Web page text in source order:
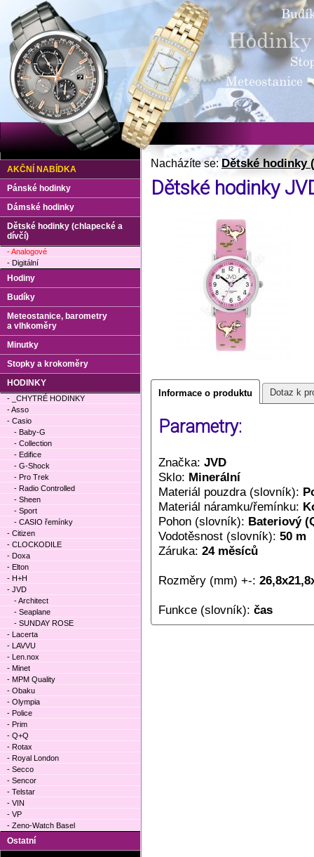
Nacházíte se:Dětské hodinky
Dětské hodinky
Informace o produktu Dotaz k
Parametry:
Značka: JVD
Sklo: Minerální
Materiál pouzdra (slovník):
Materiál náramku/řemínku:
Pohon (slovník): Bateriový
Vodotěsnost (slovník): 50 m
Záruka: 24 měsíců
Rozměry (mm) +-:
Funkce (slovník): čas
AKČNÍ NABÍDKA
Pánské hodinky
Dámské hodinky
Dětské hodinky (chlapecké a
dívčí)
- Analogové
- Digitální
Hodiny
Budíky
Meteostanice, barometry
a vlhkoměry
Minutky
Stopky a krokoměry
HODINKY
- _CHYTRÉ HODINKY
- Asso
- Casio
- Baby-G
- Collection
- Edifice
- G-Shock
- Pro Trek
- Radio Controlled
- Sheen
- Sport
- CASIO řemínky
- Citizen
- CLOCKODILE
- Doxa
- Elton
- H+H
- JVD
- Architect
- Seaplane
- SUNDAY ROSE
- Lacerta
- LAVVU
- Len.nox
- Minet
- MPM Quality
- Obaku
- Olympia
- Police
- Prim
- Q+Q
- Rotax
- Royal London
- Secco
- Sencor
- Telstar
- VIN
- VP
- Zeno-Watch Basel
Ostatní